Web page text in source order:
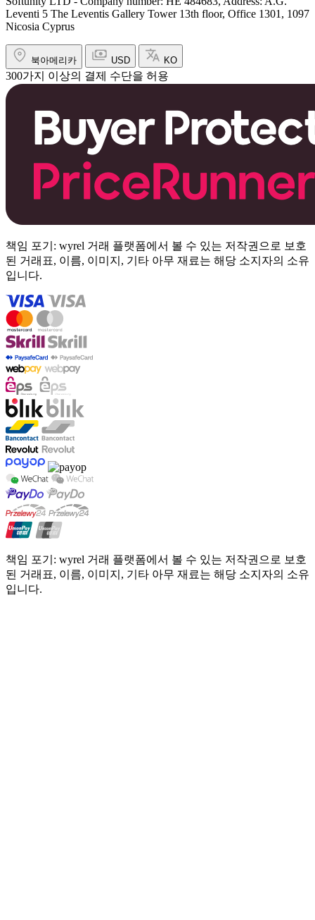
Leventi 5 The Leventis Gallery Tower 13th floor, Office 1301, 1097
Nicosia Cyprus
북아메리카 USD KO
300가지 이상의 결제 수단을 허용
책임 포기: wyrel 거래 플랫폼에서 볼 수 있는 저작권으로 보호
된 거래표, 이름, 이미지, 기타 아무 재료는 해당 소지자의 소유
입니다.
책임 포기: wyrel 거래 플랫폼에서 볼 수 있는 저작권으로 보호
된 거래표, 이름, 이미지, 기타 아무 재료는 해당 소지자의 소유
입니다.